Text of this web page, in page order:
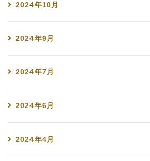
2024年10月
2024年9月
2024年7月
2024年6月
2024年4月